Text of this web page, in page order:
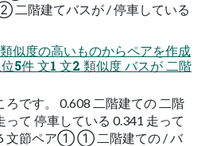
二階建てバスが / 停車している
似度の高いものからペアを作成
5件 文1 文2 類似度 バスが 二階
ろです。 0.608 二階建ての 二階
って 停車している 0.341 走って
文節ペア① ① 二階建ての / バ